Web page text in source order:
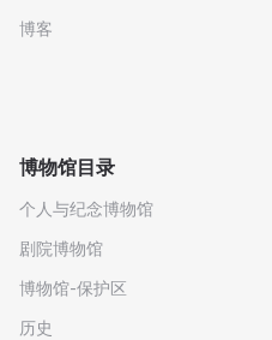
博客
博物馆目录
个人与纪念博物馆
剧院博物馆
博物馆-保护区
历史